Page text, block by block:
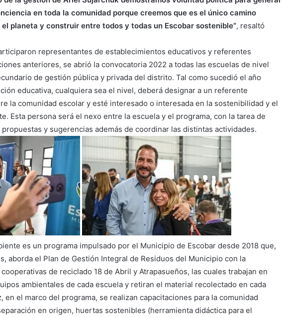
en toda la comunidad porque creemos que es el único camino
planeta y construir entre todos y todas un Escobar sostenible”, resaltó
representantes de establecimientos educativos y referentes
anteriores, se abrió la convocatoria 2022 a todas las escuelas de nivel
de gestión pública y privada del distrito. Tal como sucedió el año
educativa, cualquiera sea el nivel, deberá designar a un referente
la comunidad escolar y esté interesado o interesada en la sostenibilidad y el
Esta persona será el nexo entre la escuela y el programa, con la tarea de
y sugerencias además de coordinar las distintas actividades.
es un programa impulsado por el Municipio de Escobar desde 2018 que,
aborda el Plan de Gestión Integral de Residuos del Municipio con la
de reciclado 18 de Abril y Atrapasueños, las cuales trabajan en
ambientales de cada escuela y retiran el material recolectado en cada
en el marco del programa, se realizan capacitaciones para la comunidad
en origen, huertas sostenibles (herramienta didáctica para el